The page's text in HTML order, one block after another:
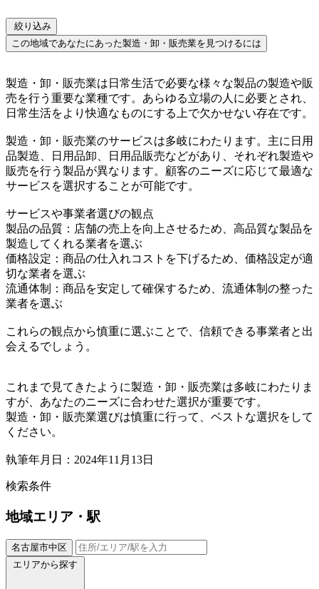
絞り込み
この地域であなたにあった製造・卸・販売業を見つけるには
製造・卸・販売業は日常生活で必要な様々な製品の製造や販
売を行う重要な業種です。あらゆる立場の人に必要とされ、
日常生活をより快適なものにする上で欠かせない存在です。
製造・卸・販売業のサービスは多岐にわたります。主に日用
品製造、日用品卸、日用品販売などがあり、それぞれ製造や
販売を行う製品が異なります。顧客のニーズに応じて最適な
サービスを選択することが可能です。
サービスや事業者選びの観点
製品の品質：店舗の売上を向上させるため、高品質な製品を
製造してくれる業者を選ぶ
価格設定：商品の仕入れコストを下げるため、価格設定が適
切な業者を選ぶ
流通体制：商品を安定して確保するため、流通体制の整った
業者を選ぶ
これらの観点から慎重に選ぶことで、信頼できる事業者と出
会えるでしょう。
これまで見てきたように製造・卸・販売業は多岐にわたりま
すが、あなたのニーズに合わせた選択が重要です。
製造・卸・販売業選びは慎重に行って、ベストな選択をして
ください。
執筆年月日：2024年11月13日
検索条件
地域エリア・駅
名古屋市中区
エリアから探す